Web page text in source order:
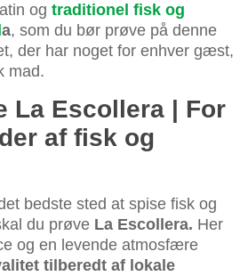
og traditionel fisk og
a, som du bør prøve på denne
der har noget for enhver gæst,
mad.
La Escollera | For
af fisk og
bedste sted at spise fisk og
du prøve La Escollera. Her
og en levende atmosfære
tilberedt af lokale